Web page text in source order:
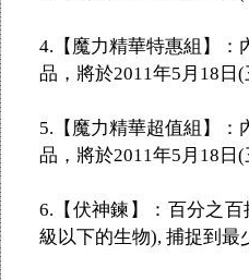
4.【魔力精華特惠組】：
品，將於2011年5月18日
5.【魔力精華超值組】：
品，將於2011年5月18日
6.【伏神鍊】：百分之
級以下的生物), 捕捉到最